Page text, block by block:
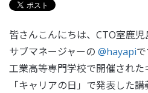
皆さんこんにちは、CTO室鹿
サブマネージャーの @hayapi
工業高等専門学校で開催され
「キャリアの日」で発表した